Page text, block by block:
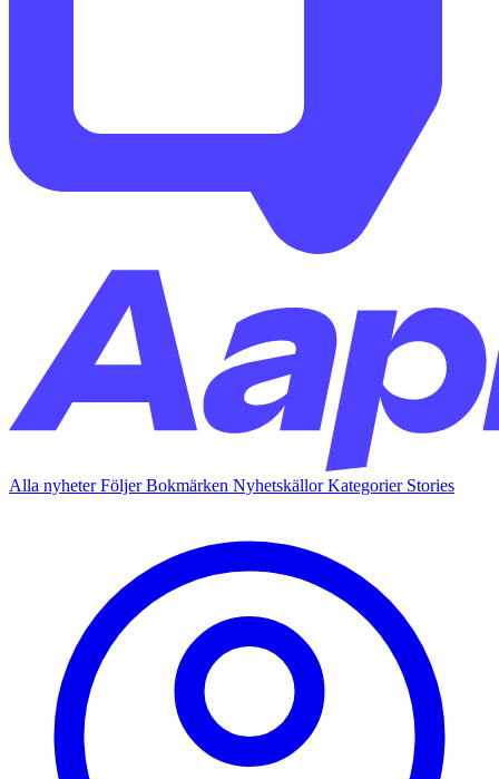
Alla nyheterFöljerBokmärken NyhetskällorKategorier Stories